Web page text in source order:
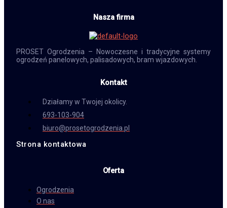
Nasza firma
PROSET Ogrodzenia – Nowoczesne i tradycyjne systemy
ogrodzeń panelowych, palisadowych, bram wjazdowych.
Kontakt
Działamy w Twojej okolicy.
693-103-904
biuro@prosetogrodzenia.pl
Strona kontaktowa
Oferta
Ogrodzenia
O nas